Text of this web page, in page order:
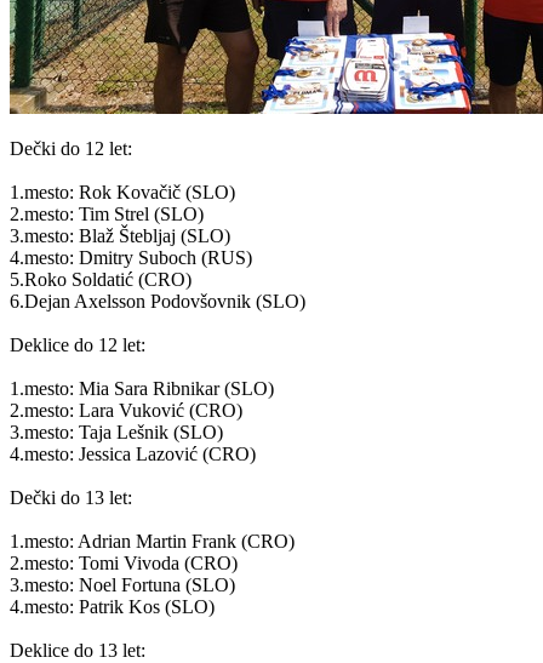
Dečki do 12 let:
1.mesto: Rok Kovačič (SLO)
2.mesto: Tim Strel (SLO)
3.mesto: Blaž Štebljaj (SLO)
4.mesto: Dmitry Suboch (RUS)
5.Roko Soldatić (CRO)
6.Dejan Axelsson Podovšovnik (SLO)
Deklice do 12 let:
1.mesto: Mia Sara Ribnikar (SLO)
2.mesto: Lara Vuković (CRO)
3.mesto: Taja Lešnik (SLO)
4.mesto: Jessica Lazović (CRO)
Dečki do 13 let:
1.mesto: Adrian Martin Frank (CRO)
2.mesto: Tomi Vivoda (CRO)
3.mesto: Noel Fortuna (SLO)
4.mesto: Patrik Kos (SLO)
Deklice do 13 let: